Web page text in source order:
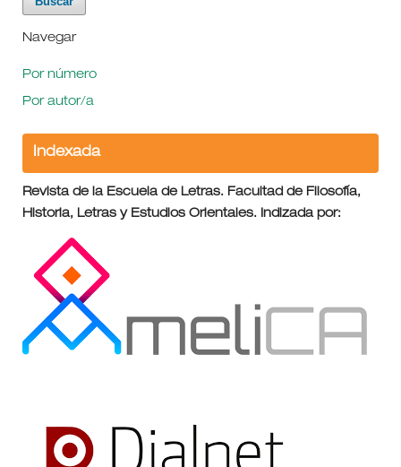
Navegar
Por número
Por autor/a
Indexada
Revista de la Escuela de Letras. Facultad de Filosofía,
Historia, Letras y Estudios Orientales. Indizada por: